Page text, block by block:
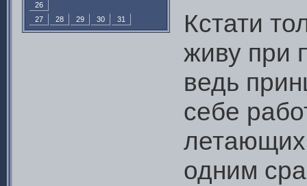
26
27
28 29 30 31
Кстати
живу при
ведь
себе
одним